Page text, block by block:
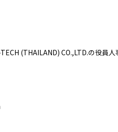
(THAILAND) CO.,LTD.の役員人